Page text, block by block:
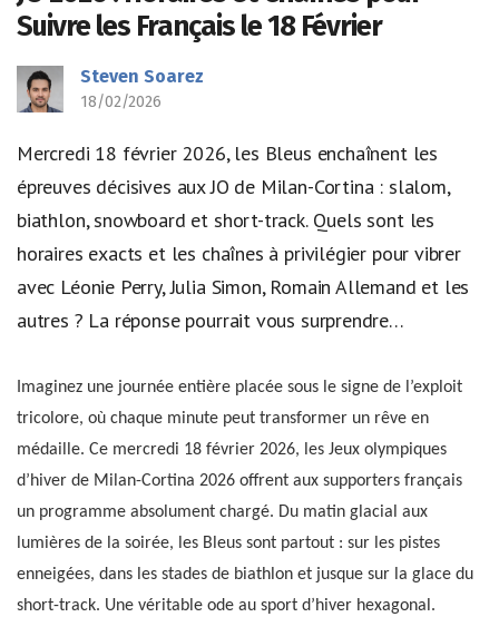
Suivre les Français le 18 Février
Steven Soarez
18/02/2026
Mercredi 18 février 2026, les Bleus enchaînent les
épreuves décisives aux JO de Milan-Cortina : slalom,
biathlon, snowboard et short-track. Quels sont les
horaires exacts et les chaînes à privilégier pour vibrer
avec Léonie Perry, Julia Simon, Romain Allemand et les
autres ? La réponse pourrait vous surprendre…
Imaginez une journée entière placée sous le signe de l’exploit
tricolore, où chaque minute peut transformer un rêve en
médaille. Ce mercredi 18 février 2026, les Jeux olympiques
d’hiver de Milan-Cortina 2026 offrent aux supporters français
un programme absolument chargé. Du matin glacial aux
lumières de la soirée, les Bleus sont partout : sur les pistes
enneigées, dans les stades de biathlon et jusque sur la glace du
short-track. Une véritable ode au sport d’hiver hexagonal.